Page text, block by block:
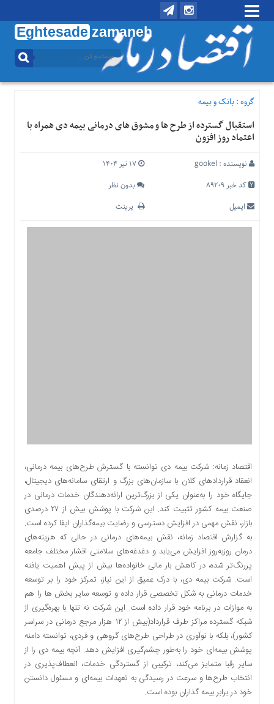
Eghtesade zamaneh
منوی
تماس
درباره
منوی
خانه
اقتصادی
اجتماعی
معدن
نفت
فناوری
منظقه
دسترسی
سریع
تماس
درباره
کتاب
پلیس،امنیت
گروه :بانک و بیمه
استقبال گسترده از طرح ها و مشوق های درمانی بیمه دی همراه با
اعتماد روز افزون
نویسنده : gookel
۱۷ تیر ۱۴۰۴
کد خبر 89209
بدون نظر
ایمیل
پرینت
اقتصاد زمانه: شرکت بیمه دی توانسته با گسترش طرح‌های بیمه درمانی،
انعقاد قراردادهای کلان با سازمان‌های بزرگ و ارتقای سامانه‌های دیجیتال،
جایگاه خود را به‌عنوان یکی از بزرگ‌ترین ارائه‌دهندگان خدمات درمانی در
صنعت بیمه کشور تثبیت کند. این شرکت با پوشش بیش از ۲۷ درصدی
بازار، نقش مهمی در افزایش دسترسی و رضایت بیمه‌گذاران ایفا کرده است.
به گزارش اقتصاد زمانه، نقش بیمه‌های درمانی در حالی که هزینه‌های
درمان روز‌به‌روز افزایش می‌یابد و دغدغه‌های سلامتی اقشار مختلف جامعه
پررنگ‌تر شده، در کاهش بار مالی خانواده‌ها بیش از پیش اهمیت یافته
است. شرکت بیمه دی، با درک عمیق از این نیاز، تمرکز خود را بر توسعه
خدمات درمانی به شکل تخصصی قرار داده و توسعه سایر بخش ها را هم
به موازات در برنامه خود قرار داده است. این شرکت نه تنها با بهره‌گیری از
شبکه گسترده مراکز طرف قرارداد(بیش از ۱۲ هزار مرجع درمانی در سراسر
کشور)، بلکه با نوآوری در طراحی طرح‌های گروهی و فردی، توانسته دامنه
پوشش بیمه‌ای خود را به‌طور چشم‌گیری افزایش دهد. آنچه بیمه دی را از
سایر رقبا متمایز می‌کند، ترکیبی از گستردگی خدمات، انعطاف‌پذیری در
انتخاب طرح‌ها و سرعت در رسیدگی به تعهدات بیمه‌ای و مسئول دانستن
خود در برابر بیمه گذاران بوده است.